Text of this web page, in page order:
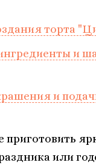
торта
и
и
приготовить
или